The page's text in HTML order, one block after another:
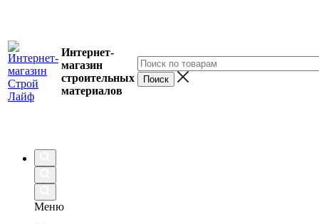
Интернет-
магазин
строительных
материалов
Меню